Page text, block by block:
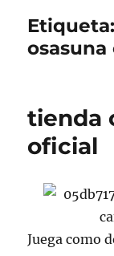
tienda
oficial
Juega como